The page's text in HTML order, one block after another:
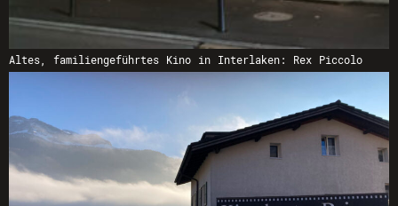
Altes, familiengeführtes Kino in Interlaken: Rex Piccolo